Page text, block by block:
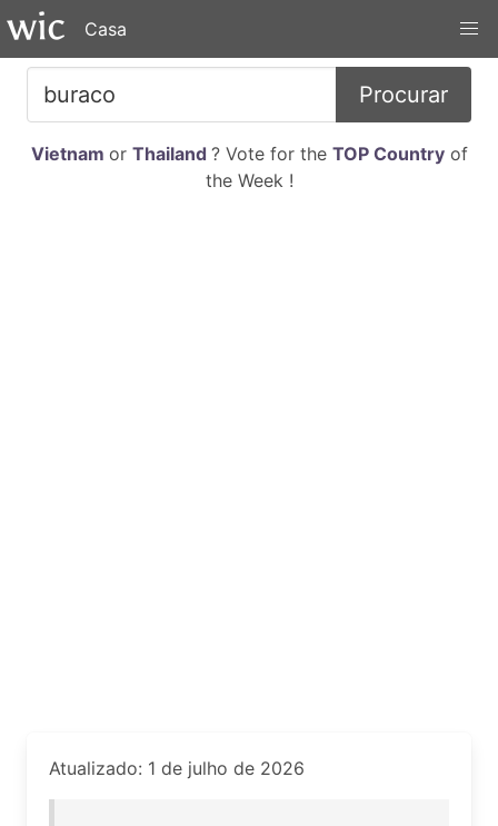
Casa
Procurar
Vietnam or Thailand ? Vote for the TOP Countryof
the Week !
Atualizado: 1 de julho de 2026